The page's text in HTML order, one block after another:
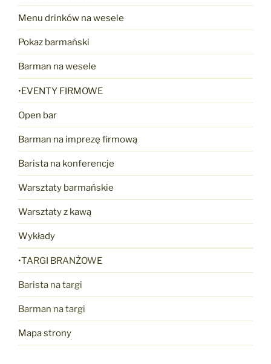
Menu drinków na wesele
Pokaz barmański
Barman na wesele
•EVENTY FIRMOWE
Open bar
Barman na imprezę firmową
Barista na konferencje
Warsztaty barmańskie
Warsztaty z kawą
Wykłady
•TARGI BRANŻOWE
Barista na targi
Barman na targi
Mapa strony